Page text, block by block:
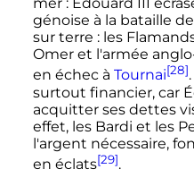
mer : Édouard III
génoise à la bataille
sur terre : les
Omer et l'armée
en échec à Tournai[28]
surtout financier, car
acquitter ses dettes
effet, les Bardi et les
l'argent nécessaire,
en éclats[29].